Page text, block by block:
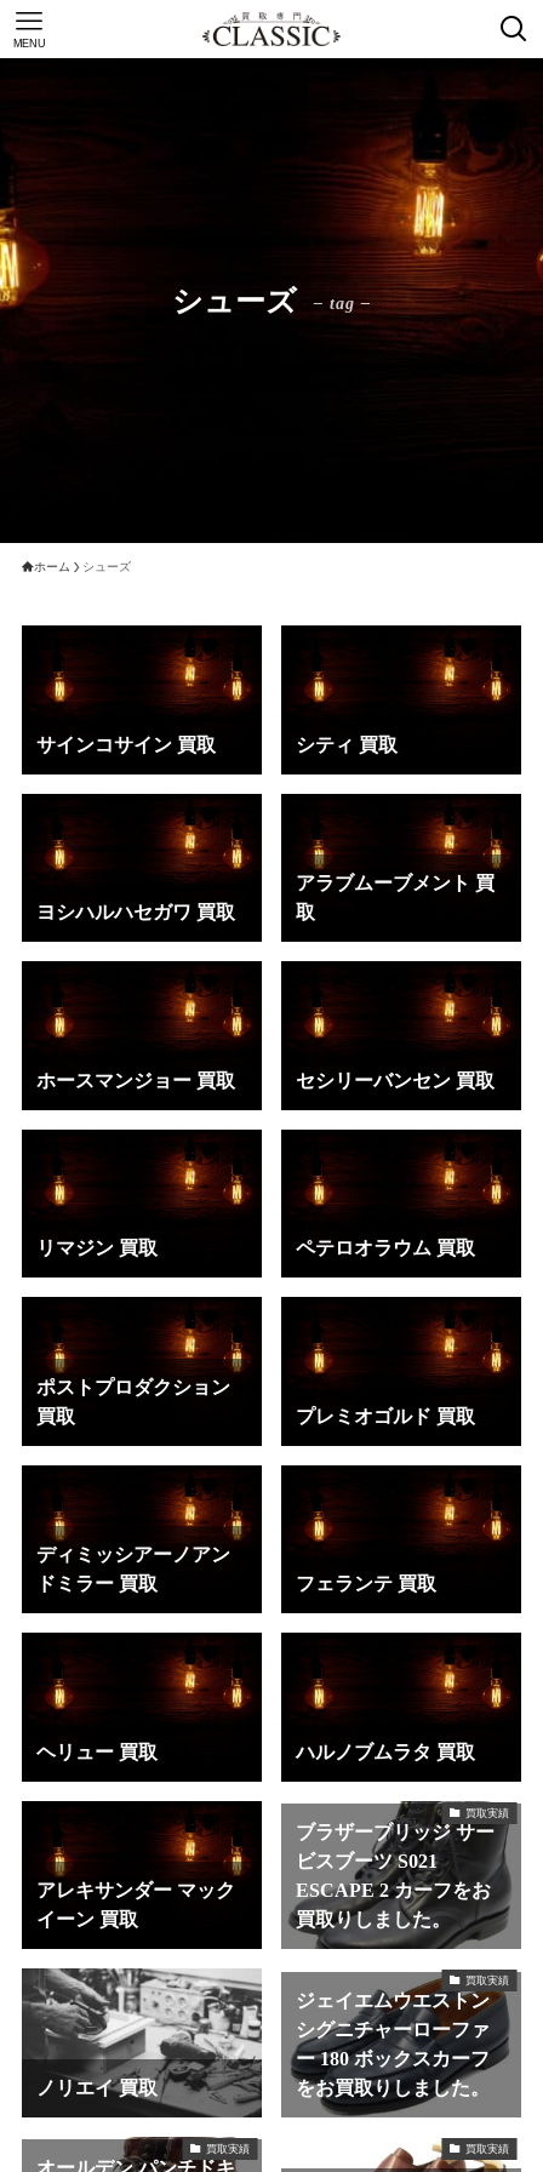
MENU
シューズ – tag –
ホーム シューズ
サインコサイン 買取 シティ 買取
ヨシハルハセガワ 買取
アラブムーブメント 買
取
ホースマンジョー 買取 セシリーバンセン 買取
リマジン 買取 ペテロオラウム 買取
ポストプロダクション
買取
プレミオゴルド 買取
ディミッシアーノアン
ドミラー 買取
フェランテ 買取
ヘリュー 買取 ハルノブムラタ 買取
アレキサンダー マック
イーン 買取
買取実績
ブラザーブリッジ サー
ビスブーツ S021
ESCAPE 2 カーフをお
買取りしました。
ノリエイ 買取
買取実績
ジェイエムウエストン
シグニチャーローファ
ー 180 ボックスカーフ
をお買取りしました。
買取実績 買取実績